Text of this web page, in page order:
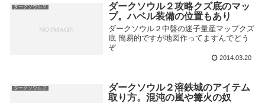
ダークソウル２
ダークソウル２攻略クズ底のマッ
プ。ハベル装備の位置もあり
ダークソウル２中盤の迷子量産マップクズ
底 簡易的ですが地図作ってますんでどう
ぞ
2014.03.20
ダークソウル２
ダークソウル２溶鉄城のアイテム
取り方。混沌の嵐や篝火の奴